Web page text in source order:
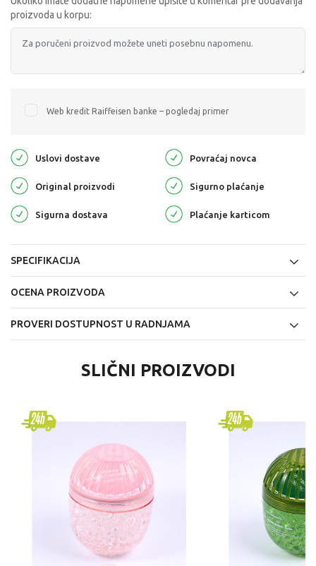
proizvoda u korpu:
Web kredit Raiffeisen banke – pogledaj primer
Uslovi dostave Povraćaj novca
Original proizvodi Sigurno plaćanje
Sigurna dostava Plaćanje karticom
SPECIFIKACIJA
OCENA PROIZVODA
PROVERI DOSTUPNOST U RADNJAMA
SLIČNI PROIZVODI